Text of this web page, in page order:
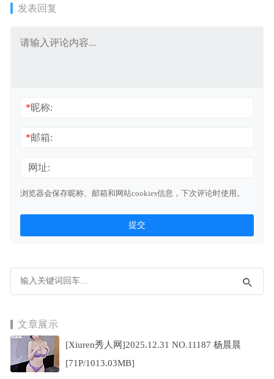
发表回复
*昵称:
*邮箱:
网址:
浏览器会保存昵称、邮箱和网站cookies信息，下次评论时使用。
文章展示
[Xiuren秀人网]2025.12.31 NO.11187 杨晨晨
[71P/1013.03MB]